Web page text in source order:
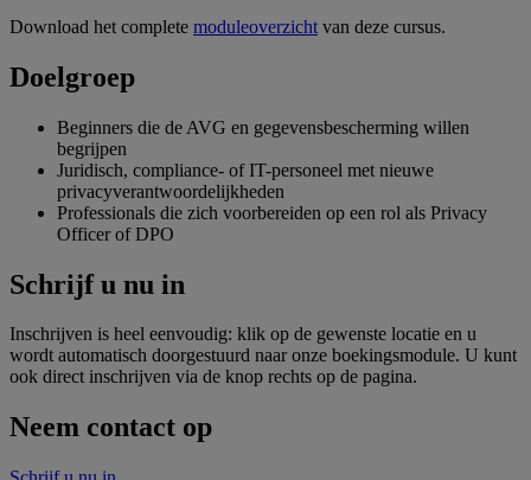
Download het complete moduleoverzicht van deze cursus.
Doelgroep
Beginners die de AVG en gegevensbescherming willen
begrijpen
Juridisch, compliance- of IT-personeel met nieuwe
privacyverantwoordelijkheden
Professionals die zich voorbereiden op een rol als Privacy
Officer of DPO
Schrijf u nu in
Inschrijven is heel eenvoudig: klik op de gewenste locatie en u
wordt automatisch doorgestuurd naar onze boekingsmodule. U kunt
ook direct inschrijven via de knop rechts op de pagina.
Neem contact op